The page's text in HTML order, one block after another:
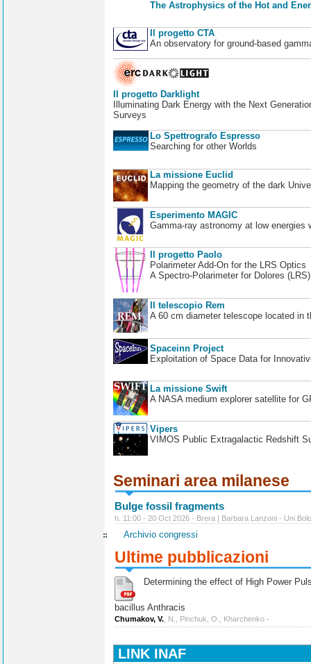
The Astrophysics of the Hot and
Il progetto CTA
An observatory for ground-based
Il progetto Darklight
Illuminating Dark Energy with the Next
Surveys
Lo Spettrografo Espresso
Searching for other Worlds
La missione Euclid
Mapping the geometry of the dark
Esperimento MAGIC
Gamma-ray astronomy at low energies
Il progetto Paolo
Polarimeter Add-On for the LRS Optics
A Spectro-Polarimeter for Dolores
Il telescopio Rem
A 60 cm diameter telescope located in
Spaceinn Project
Exploitation of Space Data for
La missione Swift
A NASA medium explorer satellite for
Vipers
VIMOS Public Extragalactic Redshift
Seminari area milanese
Bulge fossil fragments
h. 11:00 - 20 Oct 2026 - Brera | Barbara Lanzoni - Uni
Archivio congressi
Ultime pubblicazioni
Determining the effect of High Power
bacillus Anthracis
Chumakov, V. , N., Pinchuk, O., Kharchenko -
LINK INAF